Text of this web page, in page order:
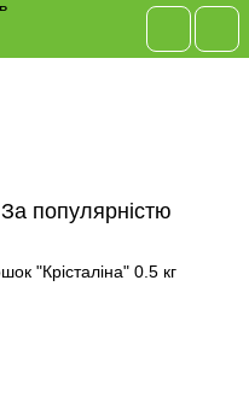
За популярністю